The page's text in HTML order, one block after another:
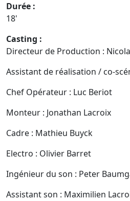
Durée :
18'
Casting :
Directeur de Production :
Assistant de réalisation / co-
Chef Opérateur : Luc Beriot
Monteur : Jonathan Lacroix
Cadre : Mathieu Buyck
Electro : Olivier Barret
Ingénieur du son : Peter
Assistant son : Maximilien